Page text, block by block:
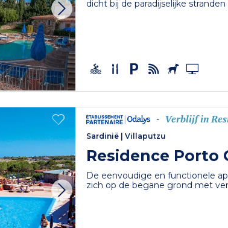
dicht bij de paradijselijke stranden
- Verblijf in
Sardinië |Villaputzu
Residence Porto
De eenvoudige en functionele
zich op de begane grond met